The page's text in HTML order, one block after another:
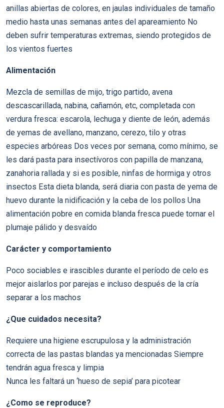
anillas abiertas de colores, en jaulas individuales de tamaño
medio hasta unas semanas antes del apareamiento No
deben sufrir temperaturas extremas, siendo protegidos de
los vientos fuertes
Alimentación
Mezcla de semillas de mijo, trigo partido, avena
descascarillada, nabina, cañamón, etc, completada con
verdura fresca: escarola, lechuga y diente de león, además
de yemas de avellano, manzano, cerezo, tilo y otras
especies arbóreas Dos veces por semana, como mínimo, se
les dará pasta para insectívoros con papilla de manzana,
zanahoria rallada y si es posible, ninfas de hormiga y otros
insectos Esta dieta blanda, será diaria con pasta de yema de
huevo durante la nidificación y la ceba de los pollos Una
alimentación pobre en comida blanda fresca puede tornar el
plumaje pálido y desvaído
Carácter y comportamiento
Poco sociables e irascibles durante el período de celo es
mejor aislarlos por parejas e incluso después de la cría
separar a los machos
¿Que cuidados necesita?
Requiere una higiene escrupulosa y la administración
correcta de las pastas blandas ya mencionadas Siempre
tendrán agua fresca y limpia
Nunca les faltará un ‘hueso de sepia’ para picotear
¿Como se reproduce?